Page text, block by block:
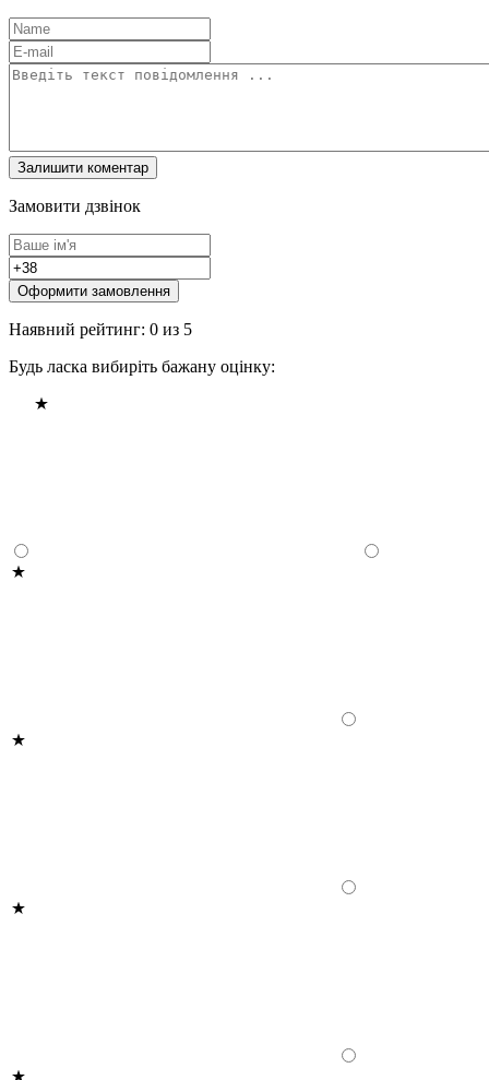
Замовити дзвінок
Оформити замовлення
Наявний рейтинг: 0 из 5
Будь ласка вибиріть бажану оцінку: